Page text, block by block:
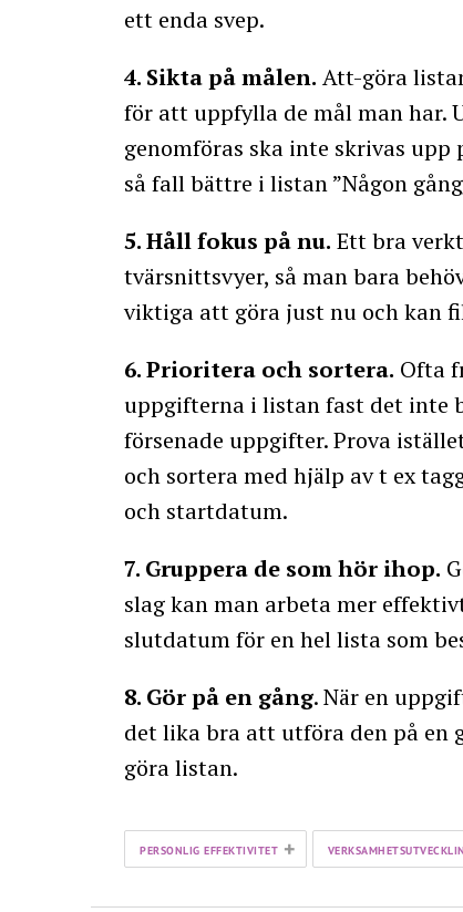
ett enda svep.
4. Sikta på målen. Att-göra
för att uppfylla de mål man har.
genomföras ska inte skrivas
så fall bättre i listan ”Någon
5. Håll fokus på nu. Ett bra
tvärsnittsvyer, så man bara
viktiga att göra just nu och kan
6. Prioritera och sortera. Ofta
uppgifterna i listan fast det inte
försenade uppgifter. Prova
och sortera med hjälp av t ex
och startdatum.
7. Gruppera de som hör ihop.
slag kan man arbeta mer
slutdatum för en hel lista som
8. Gör på en gång. När en
det lika bra att utföra den på en
göra listan.
PERSONLIG EFFEKTIVITET +